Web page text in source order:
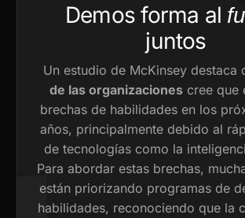
Demos forma al
juntos
Un estudio de McKinsey destaca
de las organizacionescree que
brechas de habilidades en los
años, principalmente debido al
de tecnologías como la
Para abordar estas brechas,
están priorizando programas de
habilidades, reconociendo que la